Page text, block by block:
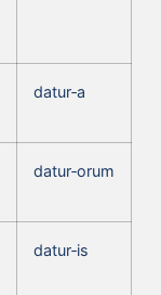
datur‑a
datur‑orum
datur‑is